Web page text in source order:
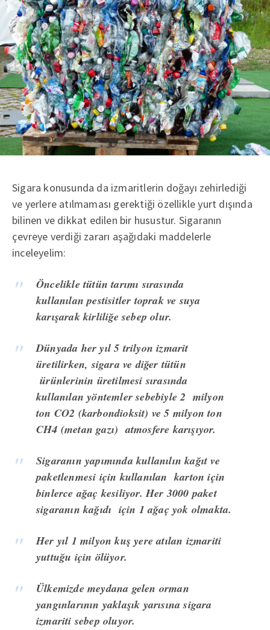
Sigara konusunda da izmaritlerin doğayı zehirlediği
ve yerlere atılmaması gerektiği özellikle yurt dışında
bilinen ve dikkat edilen bir husustur. Sigaranın
çevreye verdiği zararı aşağıdaki maddelerle
inceleyelim:
Öncelikle tütün tarımı sırasında
kullanılan pestisitler toprak ve suya
karışarak kirliliğe sebep olur.
Dünyada her yıl 5 trilyon izmarit
üretilirken, sigara ve diğer tütün
ürünlerinin üretilmesi sırasında
kullanılan yöntemler sebebiyle 2 milyon
ton CO2 (karbondioksit) ve 5 milyon ton
CH4 (metan gazı) atmosfere karışıyor.
Sigaranın yapımında kullanılın kağıt ve
paketlenmesi için kullanılan karton için
binlerce ağaç kesiliyor. Her 3000 paket
sigaranın kağıdı için 1 ağaç yok olmakta.
Her yıl 1 milyon kuş yere atılan izmariti
yuttuğu için ölüyor.
Ülkemizde meydana gelen orman
yangınlarının yaklaşık yarısına sigara
izmariti sebep oluyor.